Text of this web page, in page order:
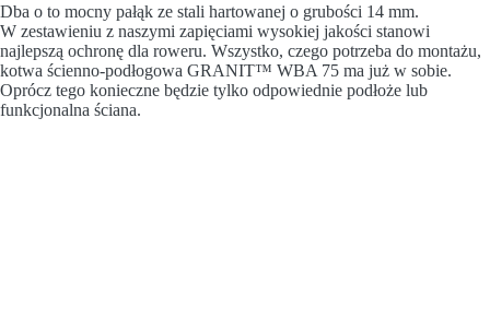
Dba o to mocny pałąk ze stali hartowanej o grubości 14 mm.
W zestawieniu z naszymi zapięciami wysokiej jakości stanowi
najlepszą ochronę dla roweru. Wszystko, czego potrzeba do montażu,
kotwa ścienno-podłogowa GRANIT™ WBA 75 ma już w sobie.
Oprócz tego konieczne będzie tylko odpowiednie podłoże lub
funkcjonalna ściana.